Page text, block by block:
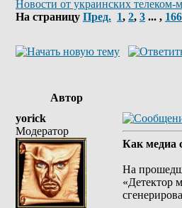
Новости от украинских телеком-
На страницу Пред. 1, 2, 3 ... , 166
Автор
yorick
Модератор
Как медиа
На
«Детектор